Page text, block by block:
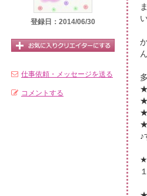
登録日：2014/06/30
仕事依頼・メッセージを送る
コメントする
★
★
★
★
♪
★